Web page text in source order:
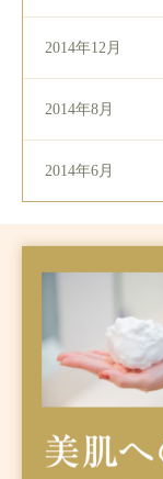
2014年12月
2014年8月
2014年6月